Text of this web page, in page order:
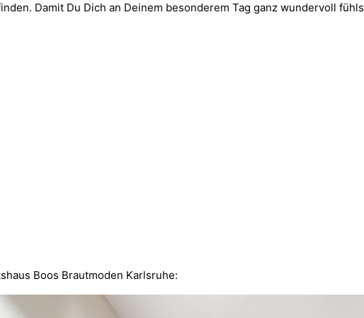
Damit Du Dich an Deinem besonderem Tag ganz wundervoll
Boos Brautmoden Karlsruhe: